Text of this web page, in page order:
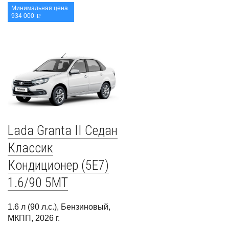
Минимальная цена
934 000
a
Lada Granta II Седан
Классик
Кондиционер (5E7)
1.6/90 5MT
1.6 л (90 л.с.), Бензиновый,
МКПП, 2026 г.